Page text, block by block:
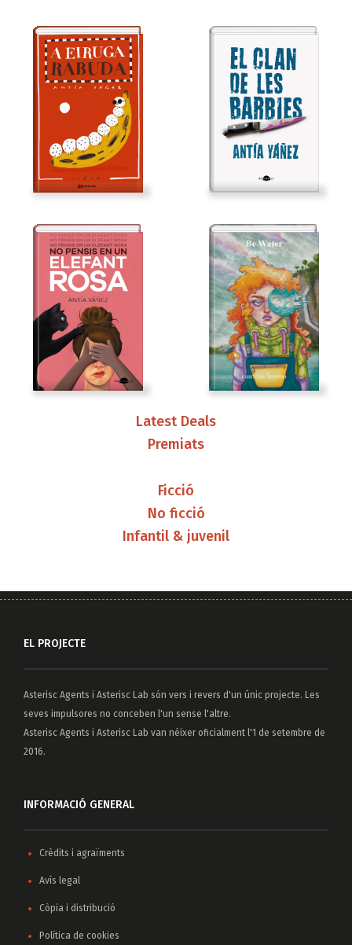
Latest Deals
Premiats
Ficció
No ficció
Infantil & juvenil
EL PROJECTE
Asterisc Agents i Asterisc Lab són vers i revers d'un únic projecte. Les
seves impulsores no conceben l'un sense l'altre.
Asterisc Agents i Asterisc Lab van néixer oficialment l'1 de setembre de
2016.
INFORMACIÓ GENERAL
Crèdits i agraïments
Avís legal
Còpia i distribució
Política de cookies